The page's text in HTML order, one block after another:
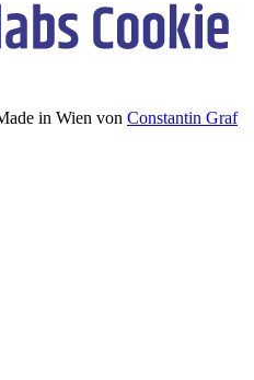
in Wien von Constantin Graf